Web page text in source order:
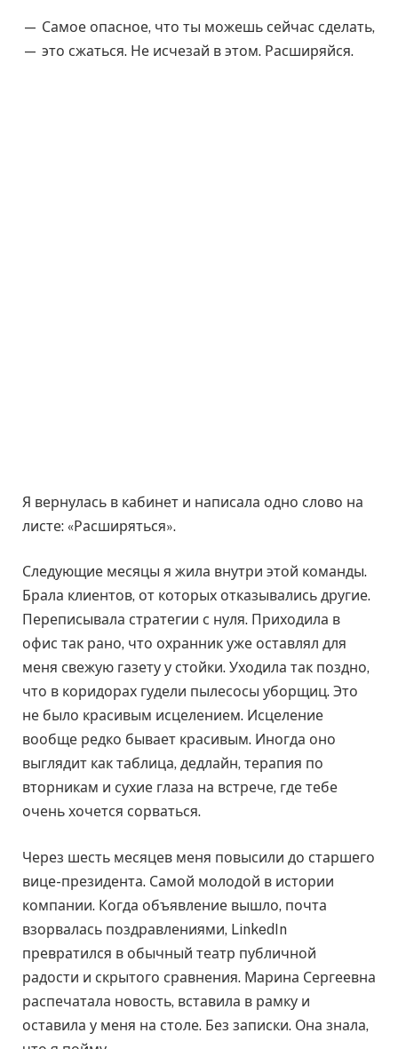
— Самое опасное, что ты можешь сейчас сделать,
— это сжаться. Не исчезай в этом. Расширяйся.
Я вернулась в кабинет и написала одно слово на
листе: «Расширяться».
Следующие месяцы я жила внутри этой команды.
Брала клиентов, от которых отказывались другие.
Переписывала стратегии с нуля. Приходила в
офис так рано, что охранник уже оставлял для
меня свежую газету у стойки. Уходила так поздно,
что в коридорах гудели пылесосы уборщиц. Это
не было красивым исцелением. Исцеление
вообще редко бывает красивым. Иногда оно
выглядит как таблица, дедлайн, терапия по
вторникам и сухие глаза на встрече, где тебе
очень хочется сорваться.
Через шесть месяцев меня повысили до старшего
вице-президента. Самой молодой в истории
компании. Когда объявление вышло, почта
взорвалась поздравлениями, LinkedIn
превратился в обычный театр публичной
радости и скрытого сравнения. Марина Сергеевна
распечатала новость, вставила в рамку и
оставила у меня на столе. Без записки. Она знала,